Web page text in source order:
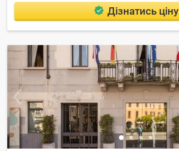
Дізнатись ціну